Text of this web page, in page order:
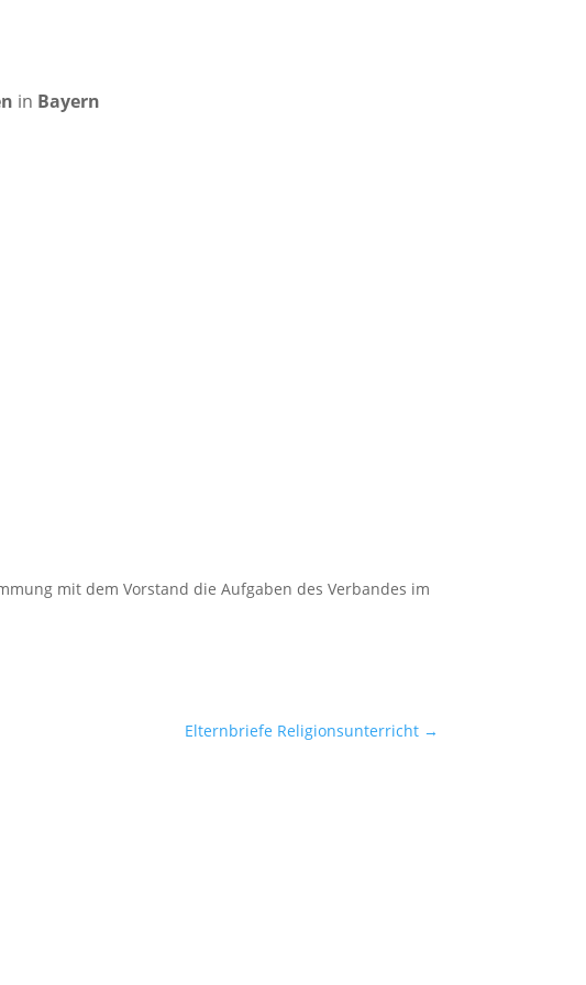
in Bayern
mit dem Vorstand die Aufgaben des Verbandes im
Elternbriefe Religionsunterricht→